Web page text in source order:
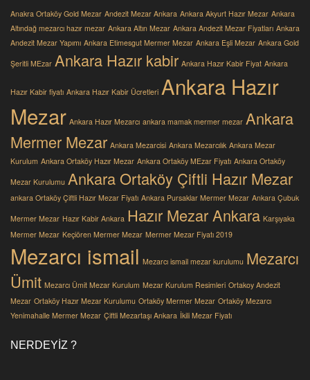
Anakra Ortaköy Gold Mezar Andezit Mezar Ankara Ankara Akyurt Hazır Mezar Ankara
Altındağ mezarcı hazır mezar Ankara Altın Mezar Ankara Andezit Mezar Fiyatları Ankara
Andezit Mezar Yapımı Ankara Etimesgut Mermer Mezar Ankara Eşli Mezar Ankara Gold
Şeritli MEzar Ankara Hazır kabir Ankara Hazır Kabir Fiyat Ankara
Hazır Kabir fiyatı Ankara Hazır Kabir Ücretleri Ankara Hazır
Mezar Ankara Hazır Mezarcı ankara mamak mermer mezar Ankara
Mermer Mezar Ankara Mezarcisi Ankara Mezarcılık Ankara Mezar
Kurulum Ankara Ortaköy Hazır Mezar Ankara Ortaköy MEzar Fiyatı Ankara Ortaköy
Mezar Kurulumu Ankara Ortaköy Çiftli Hazır Mezar
ankara Ortaköy Çiftli Hazır Mezar Fiyatı Ankara Pursaklar Mermer Mezar Ankara Çubuk
Mermer Mezar Hazır Kabir Ankara Hazır Mezar Ankara Karşıyaka
Mermer Mezar Keçiören Mermer Mezar Mermer Mezar Fiyatı 2019
Mezarcı ismail Mezarcı ismail mezar kurulumu Mezarcı
Ümit Mezarcı Ümit Mezar Kurulum Mezar Kurulum Resimleri Ortakoy Andezit
Mezar Ortaköy Hazır Mezar Kurulumu Ortaköy Mermer Mezar Ortaköy Mezarcı
Yenimahalle Mermer Mezar Çiftli Mezartaşı Ankara İkili Mezar Fiyatı
NERDEYIZ ?